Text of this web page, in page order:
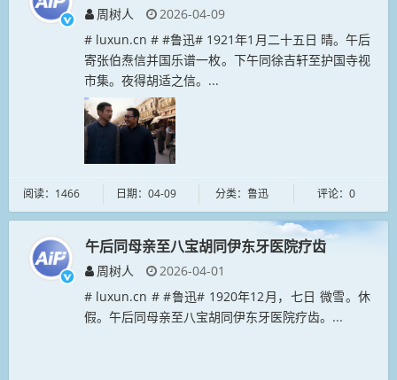
周树人
2026-04-09
# luxun.cn # #鲁迅# 1921年1月二十五日 晴。午后
寄张伯焘信并国乐谱一枚。下午同徐吉轩至护国寺视
市集。夜得胡适之信。...
阅读：1466 日期：04-09 分类：鲁迅 评论：0
午后同母亲至八宝胡同伊东牙医院疗齿
周树人
2026-04-01
# luxun.cn # #鲁迅# 1920年12月，七日 微雪。休
假。午后同母亲至八宝胡同伊东牙医院疗齿。...